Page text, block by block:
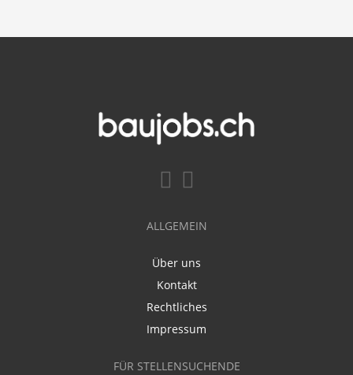
ALLGEMEIN
Über uns
Kontakt
Rechtliches
Impressum
FÜR STELLENSUCHENDE